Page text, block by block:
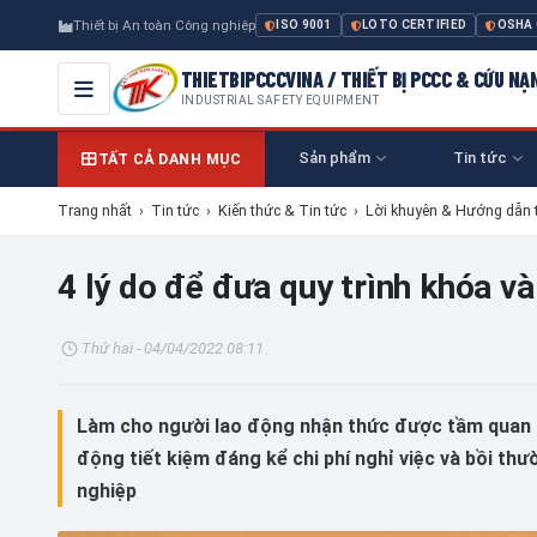
Thiết bị An toàn Công nghiệp ISO 9001 LOTO CERTIFIED OSHA
THIETBIPCCCVINA / THIẾT BỊ PCCC & CỨU
INDUSTRIAL SAFETY EQUIPMENT
TẤT CẢ DANH MỤC Sản phẩm Tin tức
Trang nhất › Tin tức › Kiến thức & Tin tức › Lời khuyên & Hướng dẫn
4 lý do để đưa quy trình khóa
Thứ hai - 04/04/2022 08:11
Làm cho người lao động nhận thức được tầm
động tiết kiệm đáng kể chi phí nghỉ việc và bồi
nghiệp